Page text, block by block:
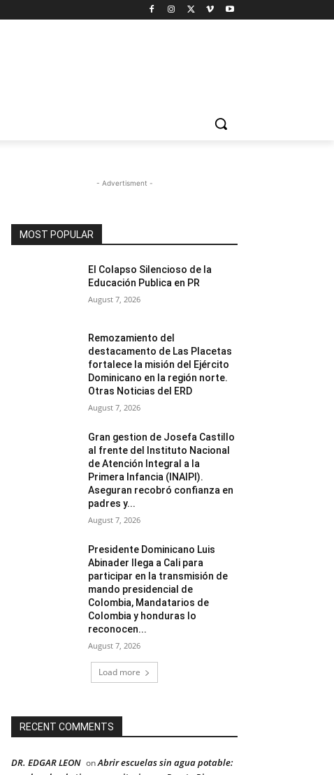
- Advertisment -
MOST POPULAR
El Colapso Silencioso de la
Educación Publica en PR
August 7, 2026
Remozamiento del
destacamento de Las Placetas
fortalece la misión del Ejército
Dominicano en la región norte.
Otras Noticias del ERD
August 7, 2026
Gran gestion de Josefa Castillo
al frente del Instituto Nacional
de Atención Integral a la
Primera Infancia (INAIPI).
Aseguran recobró confianza en
padres y...
August 7, 2026
Presidente Dominicano Luis
Abinader llega a Cali para
participar en la transmisión de
mando presidencial de
Colombia, Mandatarios de
Colombia y honduras lo
reconocen...
August 7, 2026
Load more
RECENT COMMENTS
DR. EDGAR LEON onAbrir escuelas sin agua potable: